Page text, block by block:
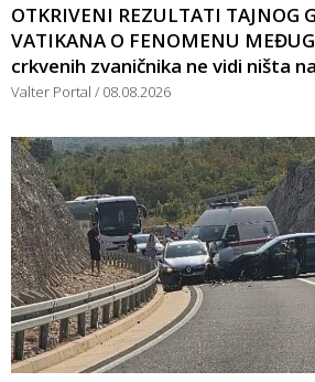
OTKRIVENI REZULTATI TAJNOG
VATIKANA O FENOMENU
crkvenih zvaničnika ne vidi ništa
Valter Portal 08.08.2026